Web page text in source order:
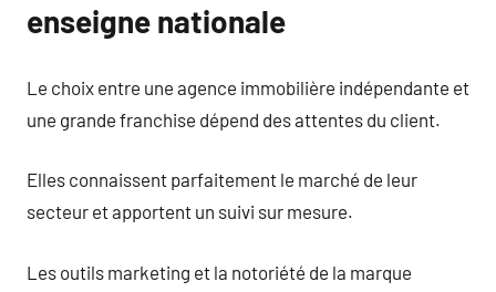
enseigne nationale
Le choix entre une agence immobilière indépendante et
une grande franchise dépend des attentes du client.
Elles connaissent parfaitement le marché de leur
secteur et apportent un suivi sur mesure.
Les outils marketing et la notoriété de la marque